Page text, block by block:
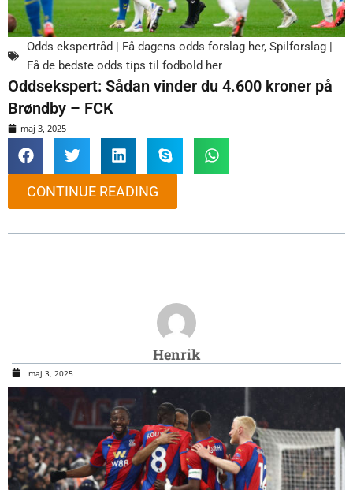
Odds ekspertråd | Få dagens odds forslag her, Spilforslag |
Få de bedste odds tips til fodbold her
Oddsekspert: Sådan vinder du 4.600 kroner på
Brøndby – FCK
maj 3, 2025
CONTINUE READING
Henrik
maj 3, 2025